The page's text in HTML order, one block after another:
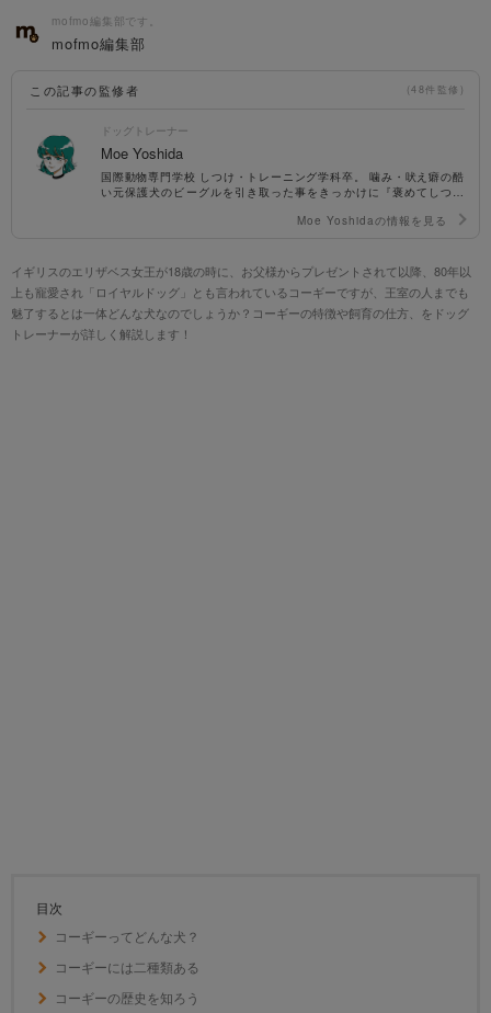
mofmo編集部です。
mofmo編集部
この記事の監修者 (48件監修)
ドッグトレーナー
Moe Yoshida
国際動物専門学校 しつけ・トレーニング学科卒。 噛み・吠え癖の酷
い元保護犬のビーグルを引き取った事をきっかけに『褒めてしつけ
主に寄り添ったトレーニング方法を指導。 ナチュラルペットフー
マー2級
Moe Yoshidaの情報を見る
イギリスのエリザベス女王が18歳の時に、お父様からプレゼントされて以降、80年以
上も寵愛され「ロイヤルドッグ」とも言われているコーギーですが、王室の人までも
魅了するとは一体どんな犬なのでしょうか？コーギーの特徴や飼育の仕方、をドッグ
トレーナーが詳しく解説します！
目次
コーギーってどんな犬？
コーギーには二種類ある
コーギーの歴史を知ろう